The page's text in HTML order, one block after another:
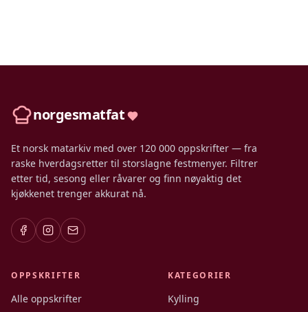
norgesmatfat
Et norsk matarkiv med over 120 000 oppskrifter — fra
raske hverdagsretter til storslagne festmenyer. Filtrer
etter tid, sesong eller råvarer og finn nøyaktig det
kjøkkenet trenger akkurat nå.
OPPSKRIFTER
Alle oppskrifter
KATEGORIER
Kylling